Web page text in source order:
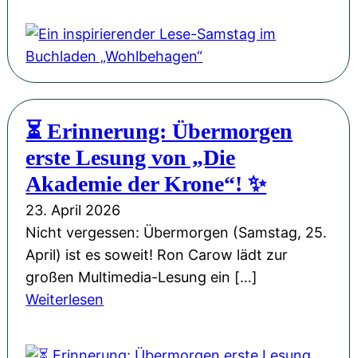
a
s
t
n
d
e
r
H
L
u
d
-
g
l
e
„
M
a
n
i
s
s
i
o
n
W
e
i
h
n
a
c
n
i
n
p
i
r
i
e
d
⏳ Erinnerung: Übermorgen
erste Lesung von „Die
Akademie der Krone“! ✨
23. April 2026
Nicht vergessen: Übermorgen (Samstag, 25.
April) ist es soweit! Ron Carow lädt zur
großen Multimedia-Lesung ein […]
Weiterlesen